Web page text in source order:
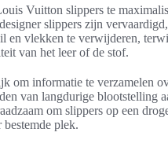
Vuitton slippers te
slippers zijn
en vlekken te verwijderen,
van het leer of de stof.
om informatie te verzamelen
van langdurige blootstelling
om slippers op een
bestemde plek.